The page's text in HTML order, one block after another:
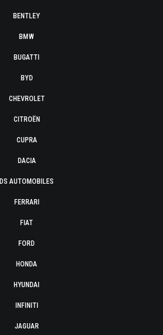
BENTLEY
BMW
BUGATTI
BYD
CHEVROLET
CITROËN
CUPRA
DACIA
DS AUTOMOBILES
FERRARI
FIAT
FORD
HONDA
HYUNDAI
INFINITI
JAGUAR